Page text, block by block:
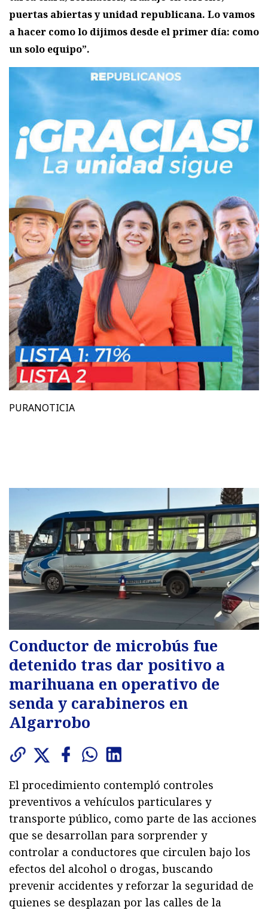
puertas abiertas y unidad republicana. Lo vamos
a hacer como lo dijimos desde el primer día: como
un solo equipo”.
PURANOTICIA
Conductor de microbús fue
detenido tras dar positivo a
marihuana en operativo de
senda y carabineros en
Algarrobo
El procedimiento contempló controles
preventivos a vehículos particulares y
transporte público, como parte de las acciones
que se desarrollan para sorprender y
controlar a conductores que circulen bajo los
efectos del alcohol o drogas, buscando
prevenir accidentes y reforzar la seguridad de
quienes se desplazan por las calles de la